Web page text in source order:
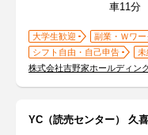
車11分
大学生歓迎 副業・Ｗワー
シフト自由・自己申告
未
株式会社吉野家ホールディン
YC（読売センター） 久